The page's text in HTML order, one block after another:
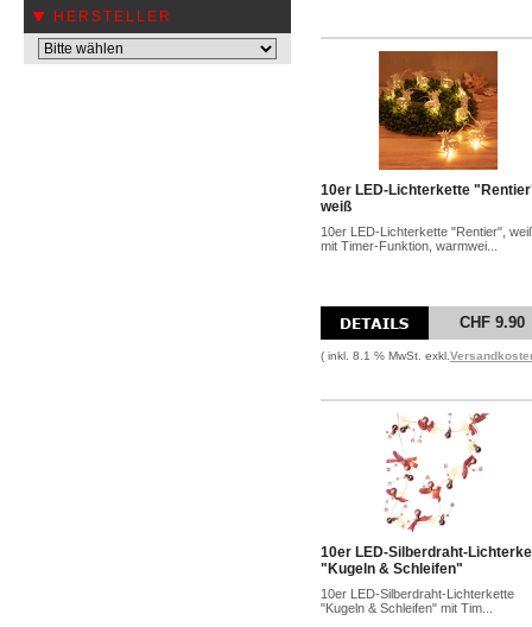
HERSTELLER
10er LED-Lichterkette
weiß
10er LED-Lichterkette "Rentier",
mit Timer-Funktion, warmwei...
CHF 9.90
( inkl. 8.1 % MwSt. exkl.
10er LED-Silberdraht-
"Kugeln & Schleifen"
10er LED-Silberdraht-Lichterkette
"Kugeln & Schleifen" mit Tim...